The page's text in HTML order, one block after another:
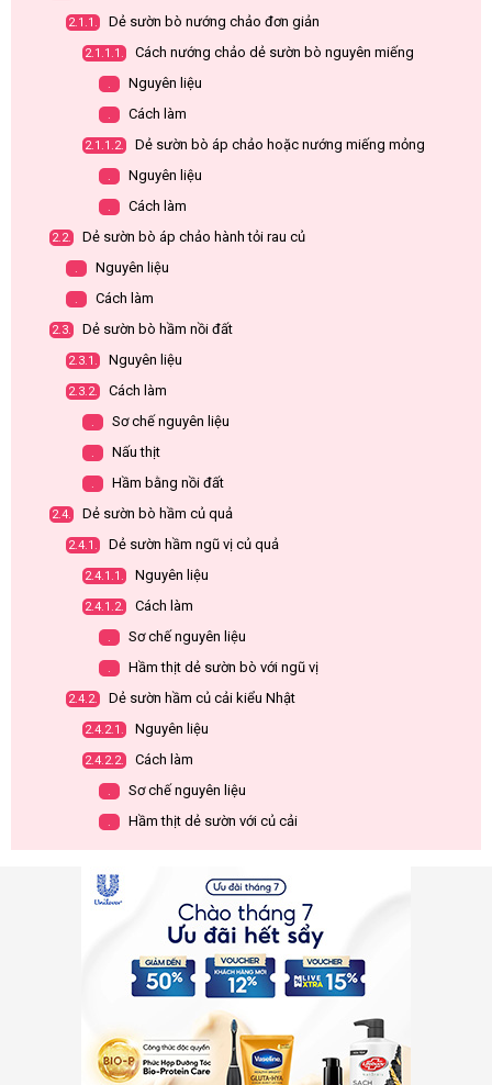
2.1.1. Dẻ sườn bò nướng chảo đơn giản
2.1.1.1. Cách nướng chảo dẻ sườn bò nguyên miếng
. Nguyên liệu
. Cách làm
2.1.1.2. Dẻ sườn bò áp chảo hoặc nướng miếng mỏng
. Nguyên liệu
. Cách làm
2.2. Dẻ sườn bò áp chảo hành tỏi rau củ
. Nguyên liệu
. Cách làm
2.3. Dẻ sườn bò hầm nồi đất
2.3.1. Nguyên liệu
2.3.2. Cách làm
. Sơ chế nguyên liệu
. Nấu thịt
. Hầm bằng nồi đất
2.4. Dẻ sườn bò hầm củ quả
2.4.1. Dẻ sườn hầm ngũ vị củ quả
2.4.1.1. Nguyên liệu
2.4.1.2. Cách làm
. Sơ chế nguyên liệu
. Hầm thịt dẻ sườn bò với ngũ vị
2.4.2. Dẻ sườn hầm củ cải kiểu Nhật
2.4.2.1. Nguyên liệu
2.4.2.2. Cách làm
. Sơ chế nguyên liệu
. Hầm thịt dẻ sườn với củ cải